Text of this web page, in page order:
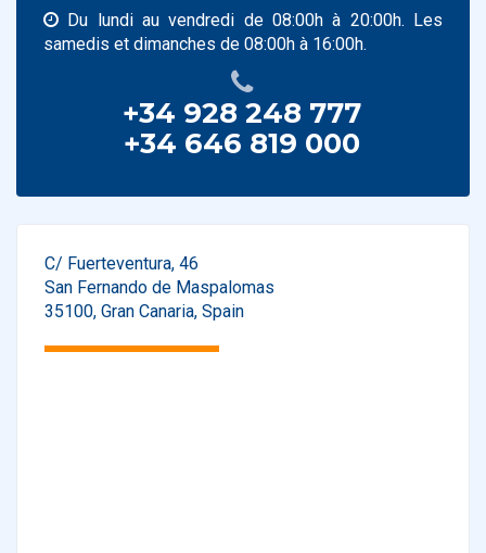
Du lundi au vendredi de 08:00h à 20:00h. Les
samedis et dimanches de 08:00h à 16:00h.
+34 928 248 777
+34 646 819 000
C/ Fuerteventura, 46
San Fernando de Maspalomas
35100, Gran Canaria, Spain